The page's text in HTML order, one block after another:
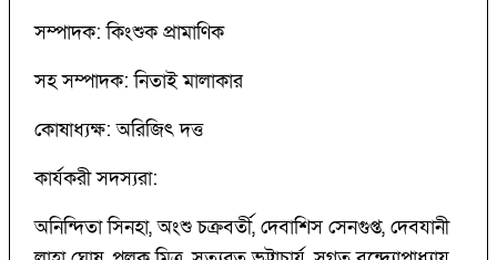
সম্পাদক: কিংশুক প্রামাণিক
সহ সম্পাদক: নিতাই মালাকার
কোষাধ্যক্ষ: অরিজিৎ দত্ত
কার্যকরী সদস্যরা:
অনিন্দিতা সিনহা, অংশু চক্রবর্তী, দেবাশিস সেনগুপ্ত, দেবযানী